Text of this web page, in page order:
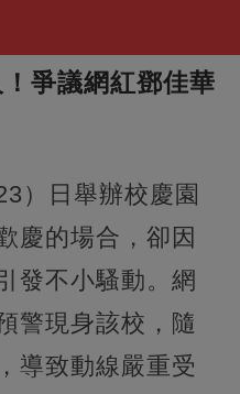
爭議網紅鄧佳華
）日舉辦校慶園
慶的場合，卻因
發不小騷動。網
警現身該校，隨
導致動線嚴重受